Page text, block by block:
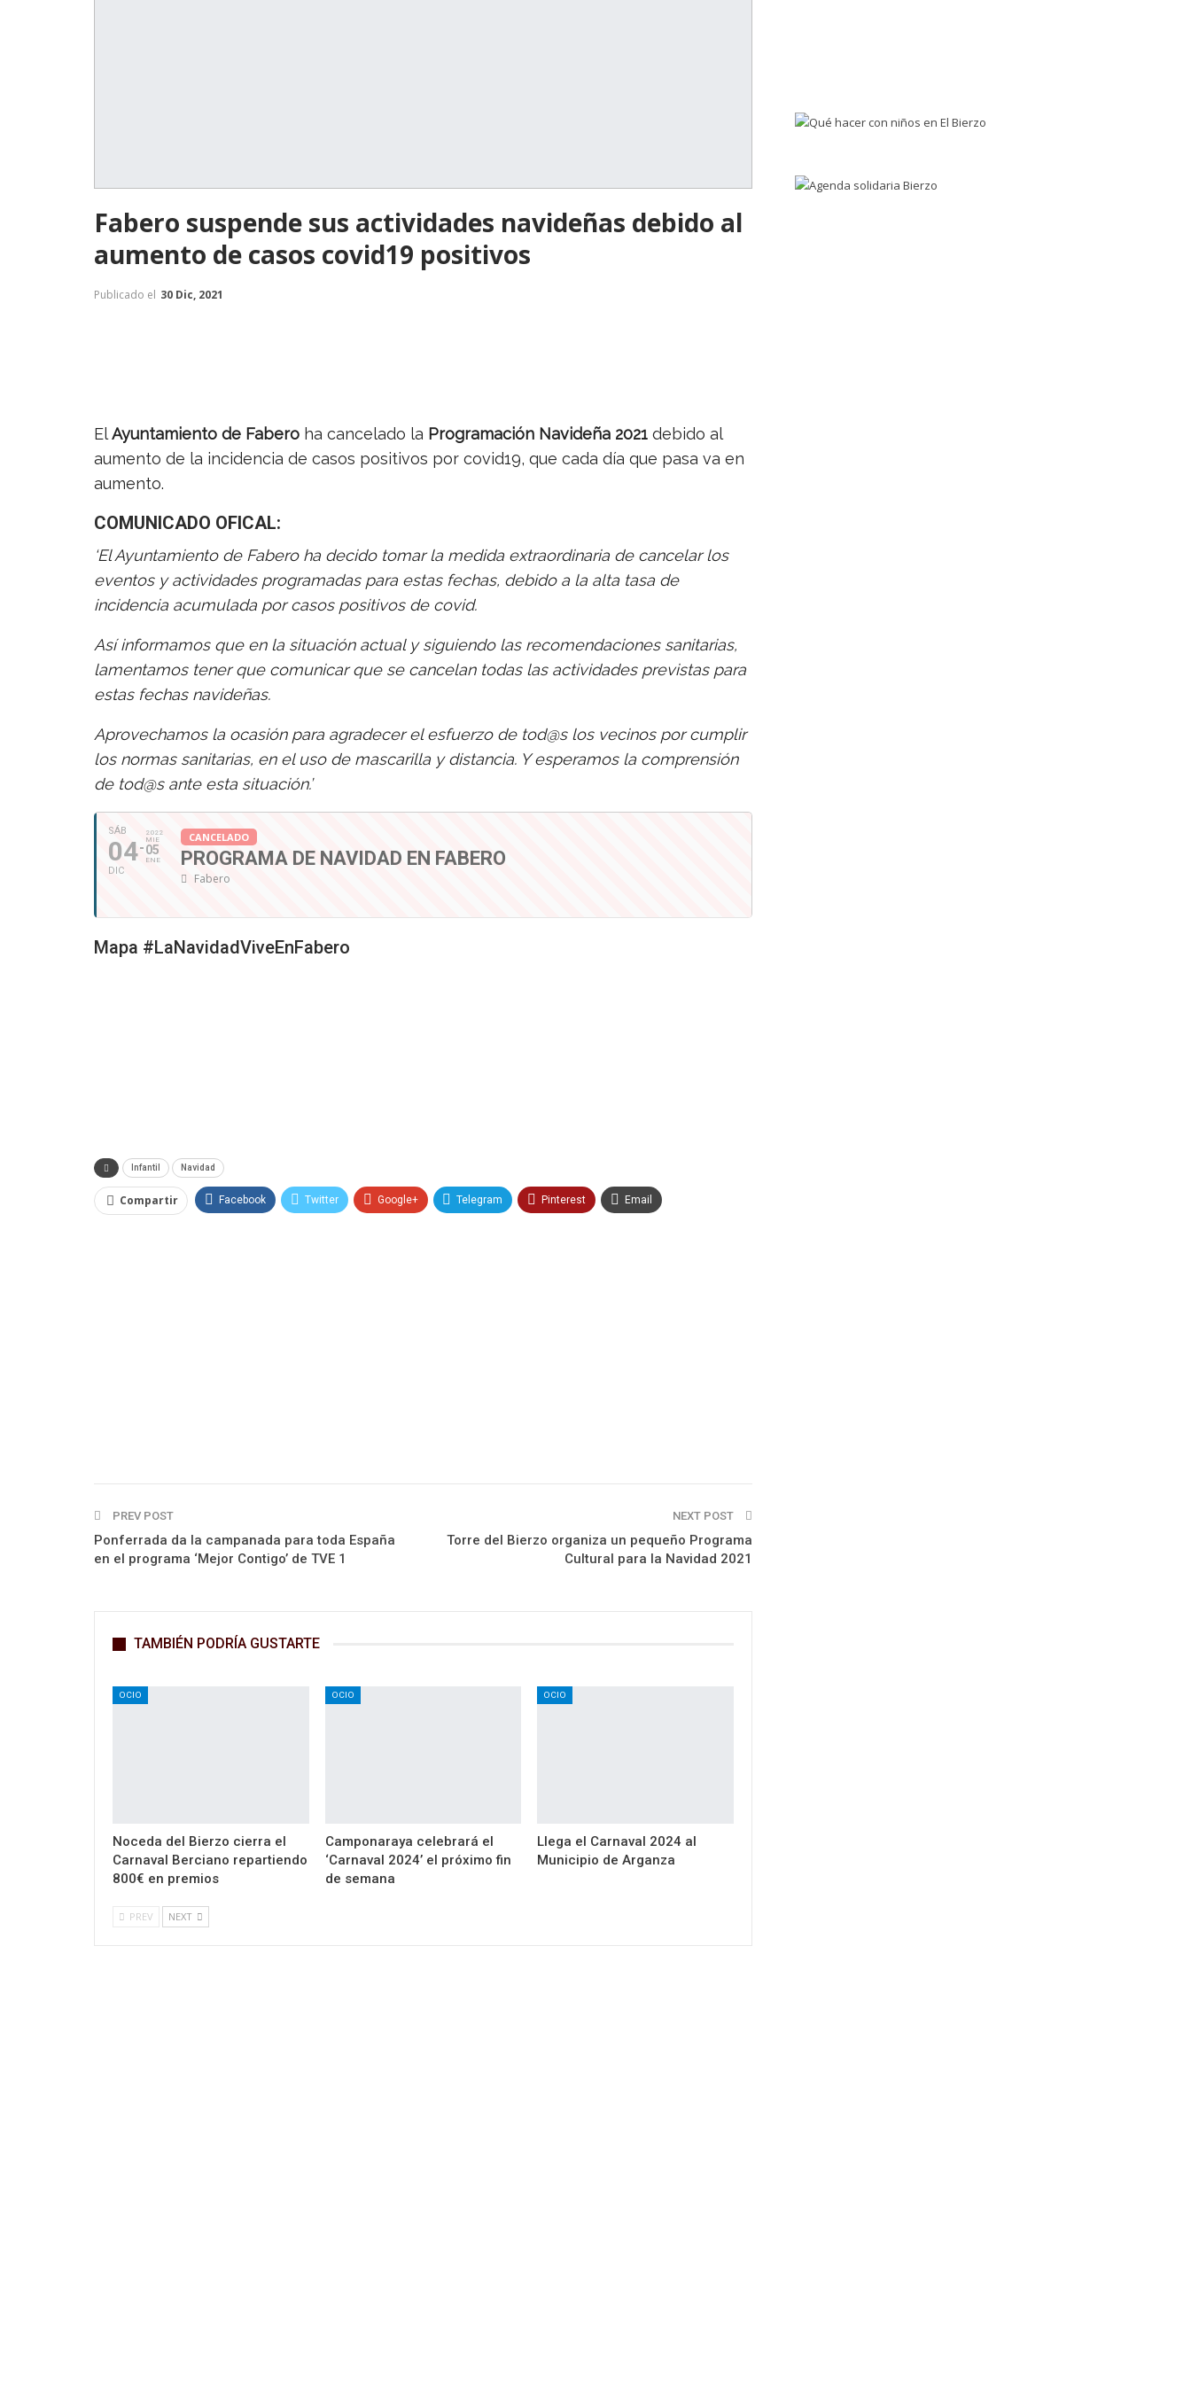
Fabero suspende sus actividades navideñas debido al
aumento de casos covid19 positivos
Publicado el 30 Dic, 2021
ElAyuntamiento de Fabero ha cancelado la Programación Navideña 2021 debido al
aumento de la incidencia de casos positivos por covid19, que cada día que pasa va en
aumento.
COMUNICADO OFICAL:
‘El Ayuntamiento de Fabero ha decido tomar la medida extraordinaria de cancelar los
eventos y actividades programadas para estas fechas, debido a la alta tasa de
incidencia acumulada por casos positivos de covid.
Así informamos que en la situación actual y siguiendo las recomendaciones sanitarias,
lamentamos tener que comunicar que se cancelan todas las actividades previstas para
estas fechas navideñas.
Aprovechamos la ocasión para agradecer el esfuerzo de tod@s los vecinos por cumplir
los normas sanitarias, en el uso de mascarilla y distancia. Y esperamos la comprensión
de tod@s ante esta situación.’
SÁB
04
DIC
2022
MIE
05
ENE
CANCELADO
PROGRAMA DE NAVIDAD EN FABERO
Fabero
Mapa #LaNavidadViveEnFabero
Infantil Navidad
Compartir Facebook Twitter Google+ Telegram Pinterest Email
PREV POST
Ponferrada da la campanada para toda España
en el programa ‘Mejor Contigo’ de TVE 1
NEXT POST
Torre del Bierzo organiza un pequeño Programa
Cultural para la Navidad 2021
TAMBIÉN PODRÍA GUSTARTE
OCIO
Noceda del Bierzo cierra el
Carnaval Berciano repartiendo
800€ en premios
OCIO
Camponaraya celebrará el
‘Carnaval 2024’ el próximo fin
de semana
OCIO
Llega el Carnaval 2024 al
Municipio de Arganza
PREV NEXT